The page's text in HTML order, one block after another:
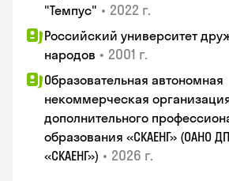
"Темпус" • 2022 г.
Российский университет
народов • 2001 г.
Образовательная автономная
некоммерческая
дополнительного
образования «СКАЕНГ» (ОАНО
«СКАЕНГ») • 2026 г.